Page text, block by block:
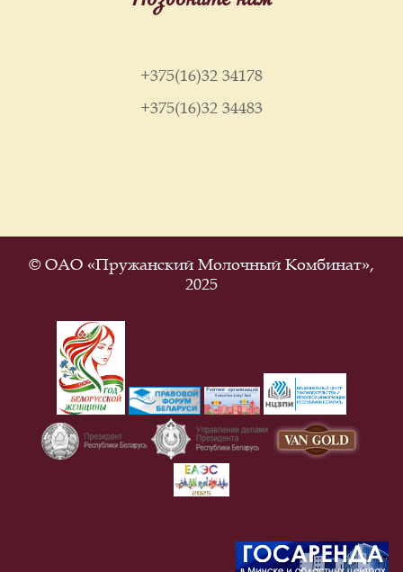
+375(16)32 34178
+375(16)32 34483
© ОАО «Пружанский Молочный Комбинат»,
2025